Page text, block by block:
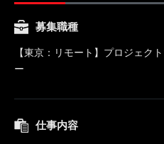
募集職種
【東京：リモート】プロジェク
ー
仕事内容